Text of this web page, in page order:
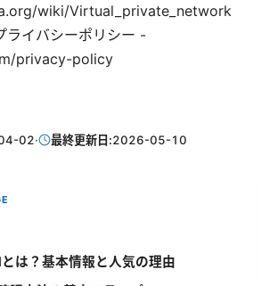
wiki/Virtual_private_network
ライバシーポリシー -
privacy-policy
02· 最終更新日:2026-05-10
は？基本情報と人気の理由